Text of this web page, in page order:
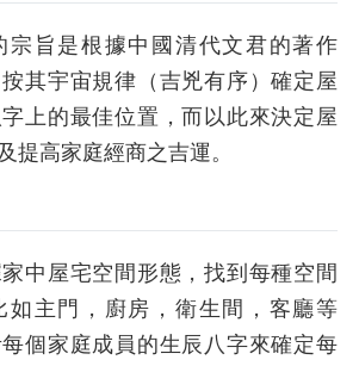
宗旨是根據中國清代文君的著作
按其宇宙規律（吉兇有序）確定屋
上的最佳位置，而以此來決定屋
提高家庭經商之吉運。
中屋宅空間形態，找到每種空間
如主門，廚房，衛生間，客廳等
個家庭成員的生辰八字來確定每